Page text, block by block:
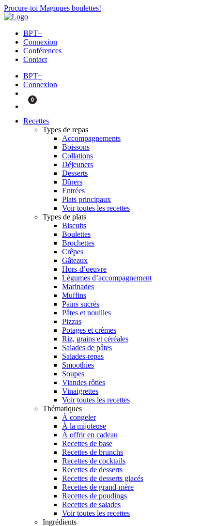
Procure-toi Magiques boulettes!
BPT+
Connexion
Conférences
Contact
BPT+
Connexion
0
Recettes
Types de repas
Accompagnements
Boissons
Collations
Déjeuners
Desserts
Dîners
Entrées
Plats principaux
Voir toutes les recettes
Types de plats
Biscuits
Boulettes
Brochettes
Crêpes
Gâteaux
Hors-d’oeuvre
Légumes d’accompagnement
Marinades
Muffins
Pains sucrés
Pâtes et nouilles
Pizzas
Potages et crèmes
Riz, grains et céréales
Salades de pâtes
Salades-repas
Smoothies
Soupes
Viandes rôties
Vinaigrettes
Voir toutes les recettes
Thématiques
À congeler
À la mijoteuse
À offrir en cadeau
Recettes de base
Recettes de brunchs
Recettes de cocktails
Recettes de desserts
Recettes de desserts glacés
Recettes de grand-mère
Recettes de poudings
Recettes de salades
Voir toutes les recettes
Ingrédients